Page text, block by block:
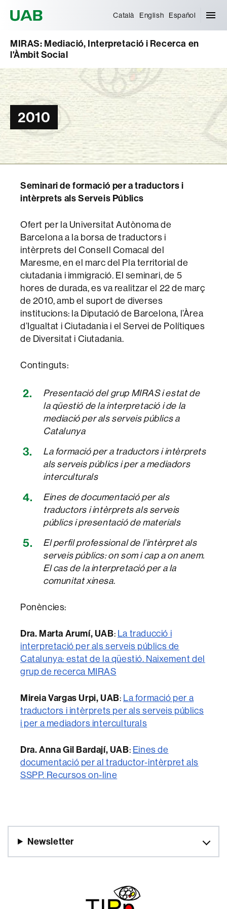
Català English Español
MIRAS: Mediació, Interpretació i Recerca en
l'Àmbit Social
2010
Seminari de formació per a traductors i
intèrprets als Serveis Públics
Ofert per la Universitat Autònoma de
Barcelona a la borsa de traductors i
intèrprets del Consell Comacal del
Maresme, en el marc del Pla territorial de
ciutadania i immigració. El seminari, de 5
hores de durada, es va realitzar el 22 de març
de 2010, amb el suport de diverses
institucions: la Diputació de Barcelona, l’Àrea
d’Igualtat i Ciutadania i el Servei de Polítiques
de Diversitat i Ciutadania.
Continguts:
Presentació del grup MIRAS i estat de
la qüestió de la interpretació i de la
mediació per als serveis públics a
Catalunya
La formació per a traductors i intèrprets
als serveis públics i per a mediadors
interculturals
Eines de documentació per als
traductors i intèrprets als serveis
públics i presentació de materials
El perfil professional de l’intèrpret als
serveis públics: on som i cap a on anem.
El cas de la interpretació per a la
comunitat xinesa.
Ponències:
Dra. Marta Arumí, UAB: La traducció i
interpretació per als serveis públics de
Catalunya: estat de la qüestió. Naixement del
grup de recerca MIRAS
Mireia Vargas Urpi, UAB: La formació per a
traductors i intèrprets per als serveis públics
i per a mediadors interculturals
Dra. Anna Gil Bardají, UAB: Eines de
documentació per al traductor-intèrpret als
SSPP. Recursos on-line
Newsletter